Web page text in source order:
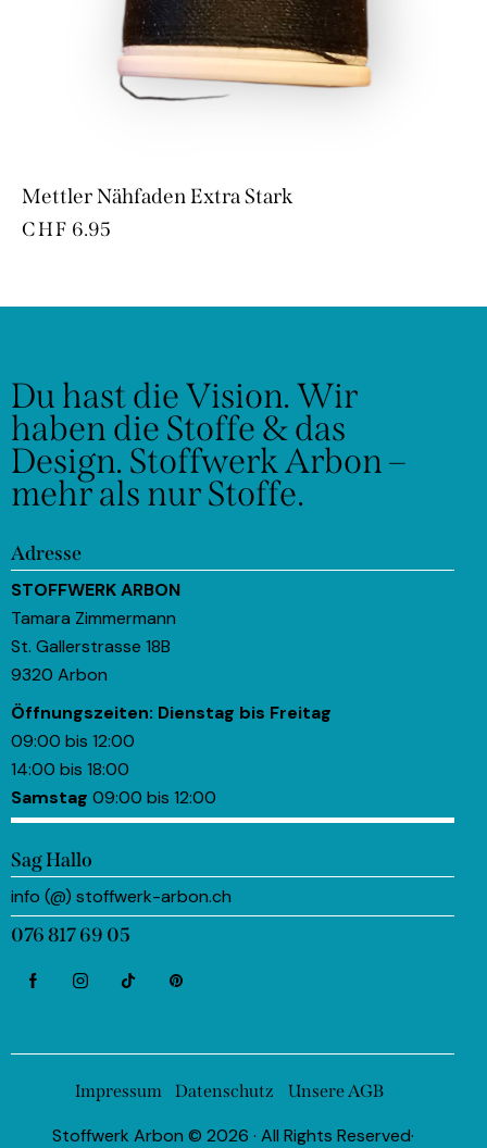
Mettler Nähfaden Extra Stark
CHF 6.95
Du hast die Vision.Wir
haben die Stoffe & das
Design. Stoffwerk Arbon –
mehr als nur Stoffe.
Adresse
STOFFWERK ARBON
Tamara Zimmermann
St. Gallerstrasse 18B
9320 Arbon
Öffnungszeiten: Dienstag bis Freitag
09:00 bis 12:00
14:00 bis 18:00
Samstag 09:00 bis 12:00
Sag Hallo
info (@) stoffwerk-arbon.ch
076 817 69 05
Impressum Datenschutz Unsere AGB
Stoffwerk Arbon © 2026 · All Rights Reserved·